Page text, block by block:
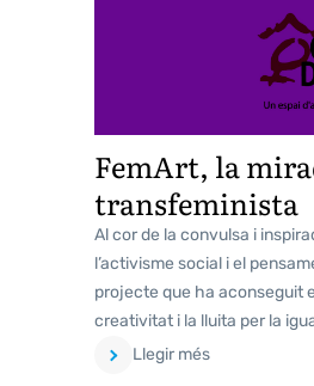
FemArt, la
transfeminista
Al cor de la convulsa i
l’activisme social i el
projecte que ha aconseguit
creativitat i la lluita per la
Llegir més